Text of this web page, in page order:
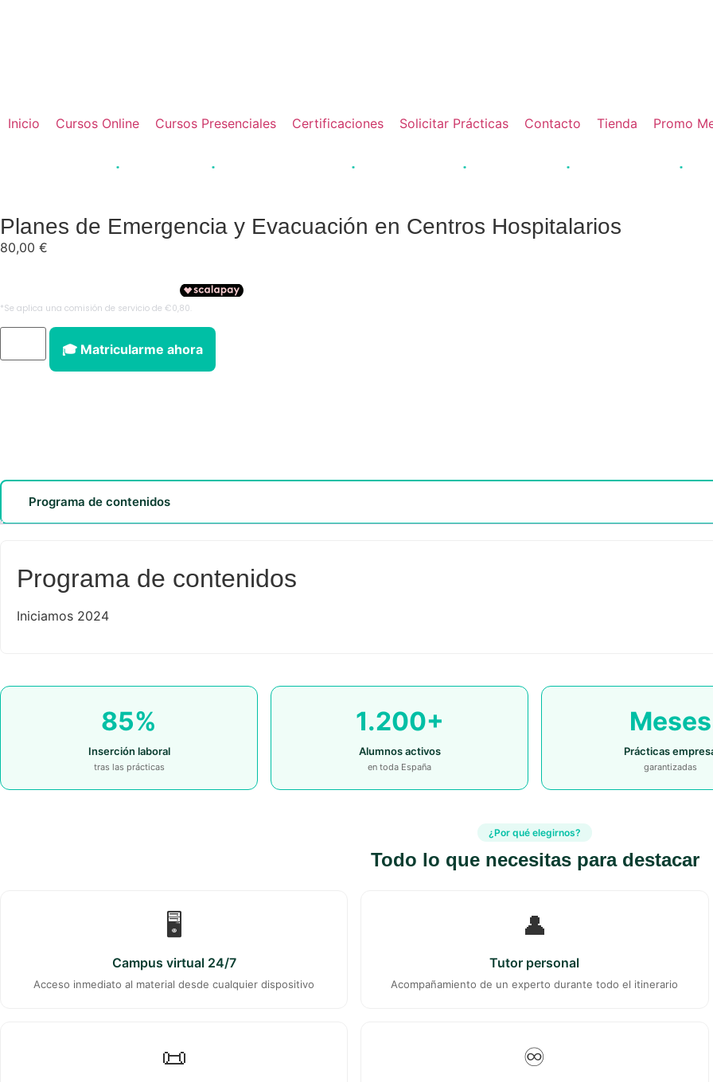
Inicio Cursos Online Cursos Presenciales Certificaciones Solicitar Prácticas Contacto Tienda Promo
Acreditación JCCM Pago fraccionado disponible Inserción laboral +85% Titulaciones oficiales Prácticas garantizadas +5.000
Planes de Emergencia y Evacuación en Centros Hospitalarios
80,00 €
🎓 Matricularme ahora
Programa de contenidos
Programa de contenidos
Iniciamos 2024
85%
Inserción laboral
tras las prácticas
1.200+
Alumnos activos
en toda España
Meses
Prácticas
garantizadas
¿Por qué elegirnos?
Todo lo que necesitas para destacar
🖥️
Campus virtual 24/7
Acceso inmediato al material desde cualquier dispositivo
👤
Tutor personal
Acompañamiento de un experto durante todo el itinerario
📜 ♾️